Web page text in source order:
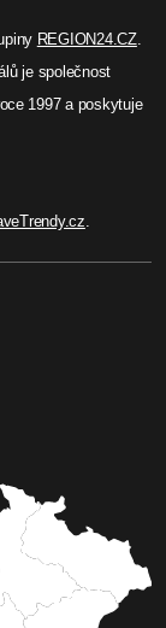
REGION24.CZ.
je společnost
1997 a poskytuje
.